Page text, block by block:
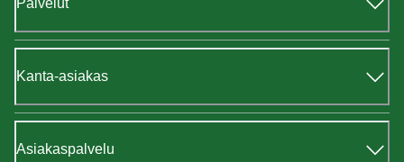
Palvelut
Kanta-asiakas
Asiakaspalvelu